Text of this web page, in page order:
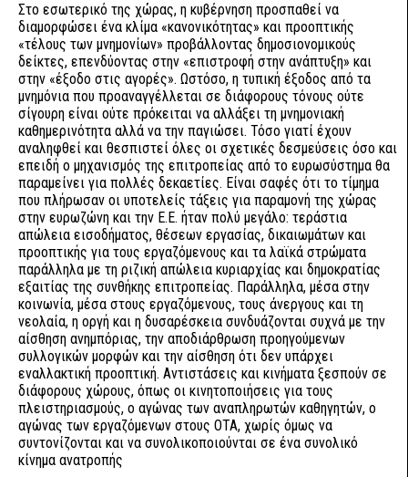
Στο εσωτερικό της χώρας, η κυβέρνηση προσπαθεί να
διαμορφώσει ένα κλίμα «κανονικότητας» και προοπτικής
«τέλους των μνημονίων» προβάλλοντας δημοσιονομικούς
δείκτες, επενδύοντας στην «επιστροφή στην ανάπτυξη» και
στην «έξοδο στις αγορές». Ωστόσο, η τυπική έξοδος από τα
μνημόνια που προαναγγέλλεται σε διάφορους τόνους ούτε
σίγουρη είναι ούτε πρόκειται να αλλάξει τη μνημονιακή
καθημερινότητα αλλά να την παγιώσει. Τόσο γιατί έχουν
αναληφθεί και θεσπιστεί όλες οι σχετικές δεσμεύσεις όσο και
επειδή ο μηχανισμός της επιτροπείας από το ευρωσύστημα θα
παραμείνει για πολλές δεκαετίες. Είναι σαφές ότι το τίμημα
που πλήρωσαν οι υποτελείς τάξεις για παραμονή της χώρας
στην ευρωζώνη και την Ε.Ε. ήταν πολύ μεγάλο: τεράστια
απώλεια εισοδήματος, θέσεων εργασίας, δικαιωμάτων και
προοπτικής για τους εργαζόμενους και τα λαϊκά στρώματα
παράλληλα με τη ριζική απώλεια κυριαρχίας και δημοκρατίας
εξαιτίας της συνθήκης επιτροπείας. Παράλληλα, μέσα στην
κοινωνία, μέσα στους εργαζόμενους, τους άνεργους και τη
νεολαία, η οργή και η δυσαρέσκεια συνδυάζονται συχνά με την
αίσθηση ανημπόριας, την αποδιάρθρωση προηγούμενων
συλλογικών μορφών και την αίσθηση ότι δεν υπάρχει
εναλλακτική προοπτική. Αντιστάσεις και κινήματα ξεσπούν σε
διάφορους χώρους, όπως οι κινητοποιήσεις για τους
πλειστηριασμούς, ο αγώνας των αναπληρωτών καθηγητών, ο
αγώνας των εργαζόμενων στους ΟΤΑ, χωρίς όμως να
συντονίζονται και να συνολικοποιούνται σε ένα συνολικό
κίνημα ανατροπής